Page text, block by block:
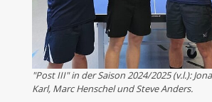
"Post III" in der Saison 2024/2025 (v.l.):
Karl, Marc Henschel und Steve Anders.